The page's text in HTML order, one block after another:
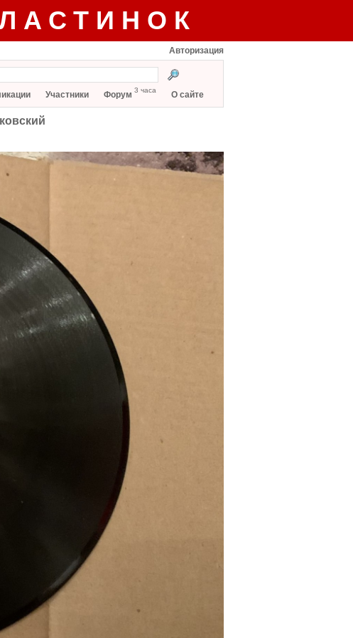
Авторизация
Участники Форум 3 часа О сайте